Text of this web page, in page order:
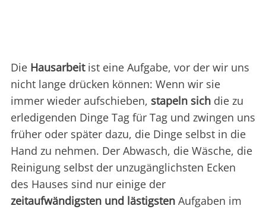
Die Hausarbeitist eine Aufgabe, vor der wir uns
nicht lange drücken können: Wenn wir sie
immer wieder aufschieben, stapeln sich die zu
erledigenden Dinge Tag für Tag und zwingen uns
früher oder später dazu, die Dinge selbst in die
Hand zu nehmen. Der Abwasch, die Wäsche, die
Reinigung selbst der unzugänglichsten Ecken
des Hauses sind nur einige der
zeitaufwändigsten und lästigsten Aufgaben im